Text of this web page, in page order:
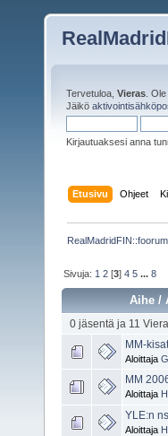
Tervetuloa, Vieras .
Jäikö
Kirjautuaksesi anna
Etusivu Ohjeet
RealMadridFIN::foorum
Sivuja: 1 2 [3]4 5 ...8
Aihe /
0 jäsentä ja 11
MM-
Aloittaja
MM
Aloittaja
YLE:n
Aloittaja